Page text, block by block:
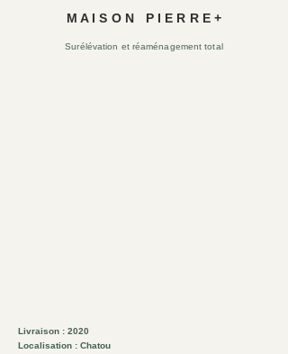
M A I S O N P I E R R E +
Surélévation et réaménagement total
Livraison : 2020
Localisation : Chatou